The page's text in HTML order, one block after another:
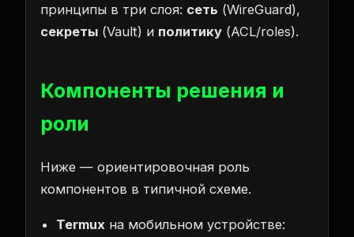
принципы в три слоя: сеть (WireGuard),
секреты (Vault) и политику (ACL/roles).
Компоненты решения и
роли
Ниже — ориентировочная роль
компонентов в типичной схеме.
Termux на мобильном устройстве: